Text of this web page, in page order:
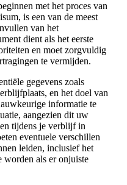
met het proces van
is een van de meest
van het
dient als het eerste
en moet zorgvuldig
te vermijden.
gegevens zoals
en het doel van
informatie te
aangezien dit uw
tijdens je verblijf in
eventuele verschillen
leiden, inclusief het
worden als er onjuiste